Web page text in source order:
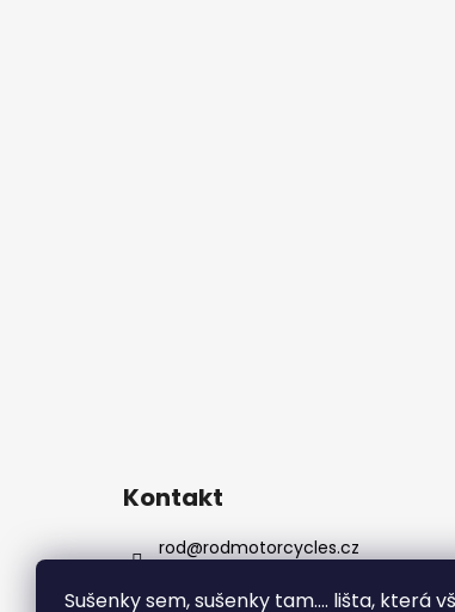
Sušenky sem, sušenky tam.... lišta, která
Kontakt
rod@rodmotorcycles.cz
rodmotorcycles